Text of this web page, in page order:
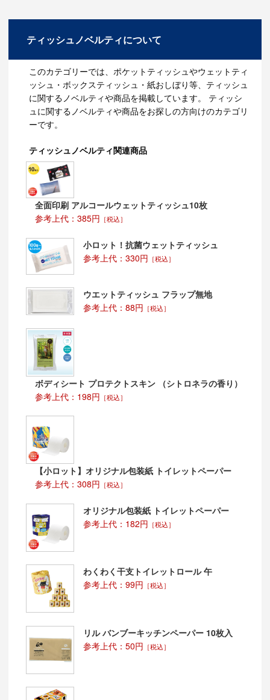
ティッシュノベルティについて
このカテゴリーでは、ポケットティッシュやウェットティ
ッシュ・ボックスティッシュ・紙おしぼり等、ティッシュ
に関するノベルティや商品を掲載しています。 ティッシ
ュに関するノベルティや商品をお探しの方向けのカテゴリ
ーです。
ティッシュノベルティ関連商品
全面印刷 アルコールウェットティッシュ10枚
参考上代：385円 ［税込］
小ロット！抗菌ウェットティッシュ
参考上代：330円 ［税込］
ウエットティッシュ フラップ無地
参考上代：88円 ［税込］
ボディシート プロテクトスキン （シトロネラの香り）
参考上代：198円 ［税込］
【小ロット】オリジナル包装紙 トイレットペーパー
参考上代：308円 ［税込］
オリジナル包装紙 トイレットペーパー
参考上代：182円 ［税込］
わくわく干支トイレットロール 午
参考上代：99円 ［税込］
リル バンブーキッチンペーパー 10枚入
参考上代：50円 ［税込］